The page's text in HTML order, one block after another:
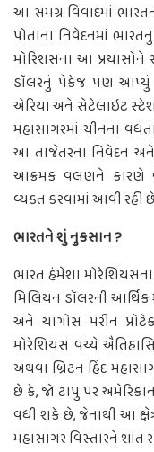
આ સમગ્ર વિવાદમાં
પોતાના નિવેદનમાં
મોરિશસના આ
ડૉલરનું પેકેજ પણ આપ્યું
એરિયા અને સેટેલાઇટ
મહાસાગરમાં ચીનના
આ તાજેતરના નિવેદન અને
આક્રમક વલણને કારણે
વ્યક્ત કરવામાં આવી રહી
ભારતને શું નુકસાન ?
ભારત હંમેશા
મિલિયન ડૉલરની આર્થિક
અને ચાગોસ મરીન
મોરેશિયસ વચ્ચે
અથવા બ્રિટન હિંદ
છે કે, જો ટાપુ પર
વધી શકે છે, જેનાથી આ
મહાસાગર વિસ્તારને શાંત